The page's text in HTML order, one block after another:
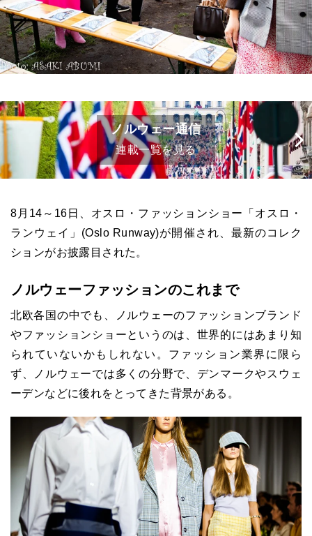
ノルウェー通信
連載一覧を見る
8月 14 ～ 16 日、オスロ・ファッションショー「オスロ・
ランウェイ」 (Oslo Runway)が開催され、最新のコレク
ションがお披露目された。
ノルウェーファッションのこれまで
北欧各国の中でも、ノルウェーのファッションブランド
やファッションショーというのは、世界的にはあまり知
られていないかもしれない。ファッション業界に限ら
ず、ノルウェーでは多くの分野で、デンマークやスウェ
ーデンなどに後れをとってきた背景がある。